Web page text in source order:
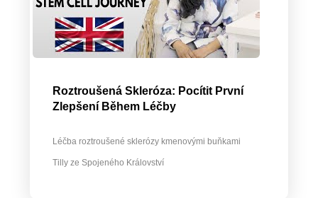
Roztroušená Skleróza: Pocítit První
Zlepšení Během Léčby
Léčba roztroušené sklerózy kmenovými buňkami
Tilly ze Spojeného Království